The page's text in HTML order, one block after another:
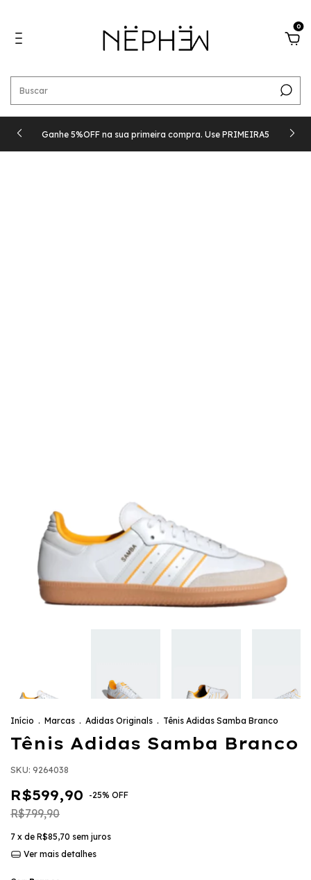
0
Ganhe 5%OFF na sua primeira compra. Use PRIMEIRA5
Início . Marcas . Adidas Originals . Tênis Adidas Samba Branco
Tênis Adidas Samba Branco
SKU: 9264038
R$599,90 -25% OFF
R$799,90
7 x de R$85,70 sem juros
Ver mais detalhes